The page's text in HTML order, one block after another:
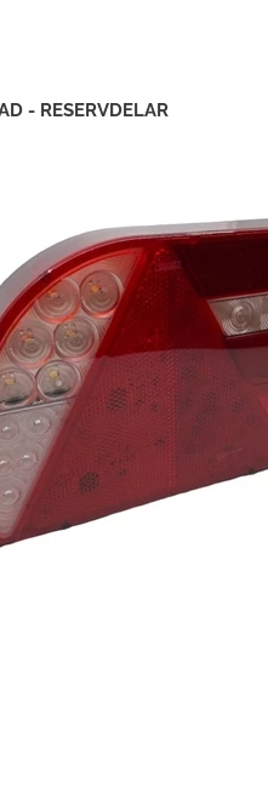
- RESERVDELAR